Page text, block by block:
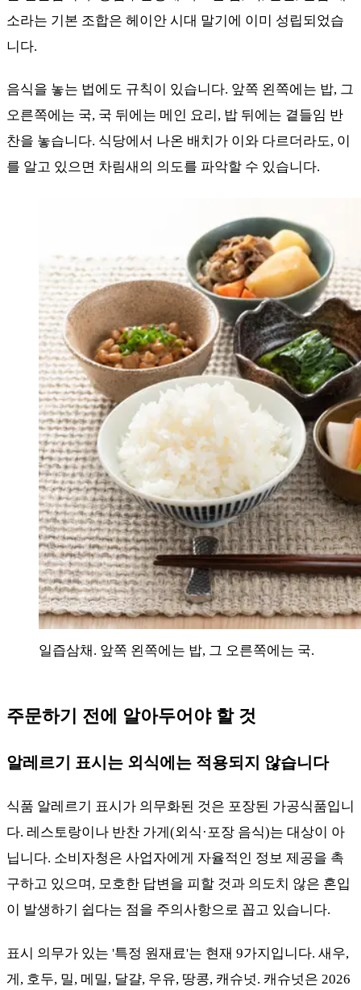
소라는 기본 조합은 헤이안 시대 말기에 이미 성립되었습
니다.
음식을 놓는 법에도 규칙이 있습니다. 앞쪽 왼쪽에는 밥, 그
오른쪽에는 국, 국 뒤에는 메인 요리, 밥 뒤에는 곁들임 반
찬을 놓습니다. 식당에서 나온 배치가 이와 다르더라도, 이
를 알고 있으면 차림새의 의도를 파악할 수 있습니다.
일즙삼채. 앞쪽 왼쪽에는 밥, 그 오른쪽에는 국.
주문하기 전에 알아두어야 할 것
알레르기 표시는 외식에는 적용되지 않습니다
식품 알레르기 표시가 의무화된 것은 포장된 가공식품입니
다. 레스토랑이나 반찬 가게(외식·포장 음식)는 대상이 아
닙니다. 소비자청은 사업자에게 자율적인 정보 제공을 촉
구하고 있으며, 모호한 답변을 피할 것과 의도치 않은 혼입
이 발생하기 쉽다는 점을 주의사항으로 꼽고 있습니다.
표시 의무가 있는 '특정 원재료'는 현재 9가지입니다. 새우,
게, 호두, 밀, 메밀, 달걀, 우유, 땅콩, 캐슈넛. 캐슈넛은 2026